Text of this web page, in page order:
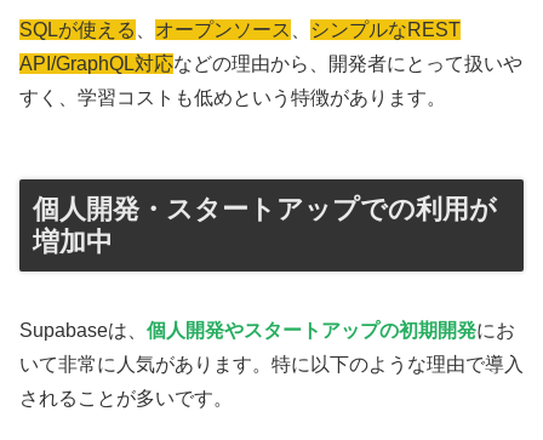
SQLが使える オープンソース
シンプルなREST
API/GraphQL対応などの理由から、開発者にとって扱いや
すく、学習コストも低めという特徴があります。
個人開発・スタートアップでの利用が
増加中
Supabaseは、 個人開発やスタートアップの初期開発にお
いて非常に人気があります。特に以下のような理由で導入
されることが多いです。